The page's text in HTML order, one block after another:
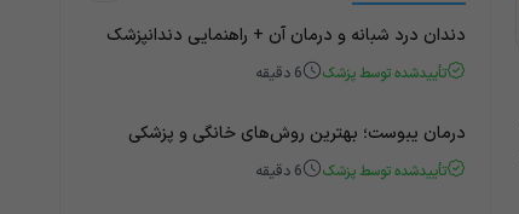
دندان درد شبانه و درمان آن + راهنمایی دندانپزشک
تأییدشده توسط پزشک 6 دقیقه
درمان یبوست؛ بهترین روش‌های خانگی و پزشکی
تأییدشده توسط پزشک 6 دقیقه